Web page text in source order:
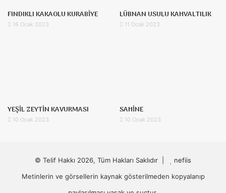
FINDIKLI KAKAOLU KURABİYE
16 Ocak 2023
LÜBNAN USULU KAHVALTILIK
11 Ocak 2023
YEŞİL ZEYTİN KAVURMASI
10 Ocak 2023
SAHİNE
10 Ocak 2023
© Telif Hakkı 2026, Tüm Hakları Saklıdır |
nefiis
Metinlerin ve görsellerin kaynak gösterilmeden kopyalanıp